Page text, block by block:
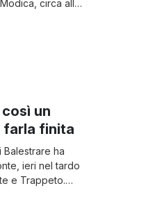
circa alle
bar hanno
un
farla finita
Balestrare ha
ieri nel tardo
e Trappeto.
metri ma non